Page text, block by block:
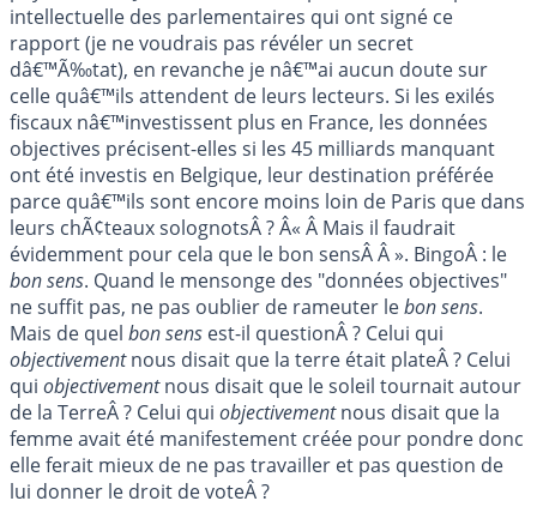
intellectuelle des parlementaires qui ont signé ce
rapport (je ne voudrais pas révéler un secret
dâ€™Ã‰tat), en revanche je nâ€™ai aucun doute sur
celle quâ€™ils attendent de leurs lecteurs. Si les exilés
fiscaux nâ€™investissent plus en France, les données
objectives précisent-elles si les 45 milliards manquant
ont été investis en Belgique, leur destination préférée
parce quâ€™ils sont encore moins loin de Paris que dans
leurs chÃ¢teaux solognotsÂ ? Â« Â Mais il faudrait
évidemment pour cela que le bon sensÂ Â ». BingoÂ : le
bon sens. Quand le mensonge des "données objectives"
ne suffit pas, ne pas oublier de rameuter lebon sens.
Mais de quel bon sens est-il questionÂ ? Celui qui
objectivementnous disait que la terre était plateÂ ? Celui
qui objectivementnous disait que le soleil tournait autour
de la TerreÂ ? Celui qui objectivementnous disait que la
femme avait été manifestement créée pour pondre donc
elle ferait mieux de ne pas travailler et pas question de
lui donner le droit de voteÂ ?